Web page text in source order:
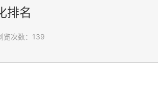
排名
览次数：139